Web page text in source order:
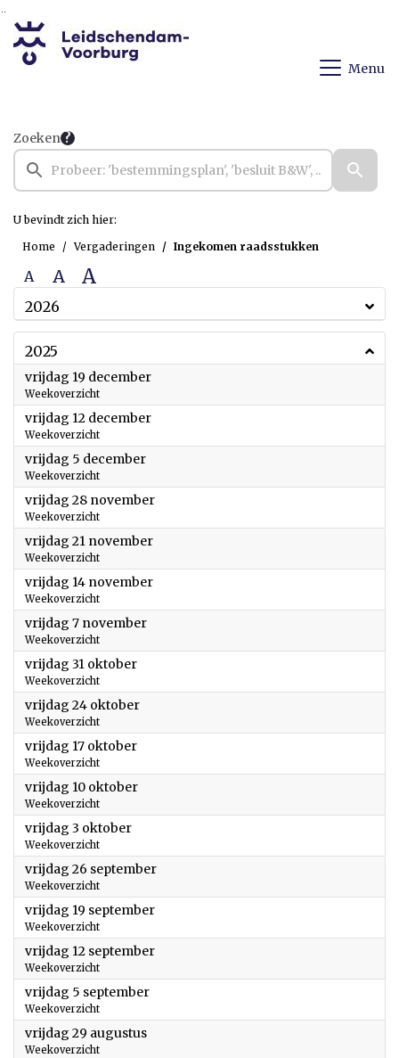
Ga naar de inhoud van deze pagina
Ga naar het zoeken
Ga naar het menu
Menu
Zoeken
U bevindt zich hier:
Home
Vergaderingen Ingekomen raadsstukken
A A A
2026
2025
vrijdag 19 december2025
Weekoverzicht
vrijdag 12 december2025
Weekoverzicht
vrijdag 5 december2025
Weekoverzicht
vrijdag 28 november2025
Weekoverzicht
vrijdag 21 november2025
Weekoverzicht
vrijdag 14 november2025
Weekoverzicht
vrijdag 7 november2025
Weekoverzicht
vrijdag 31 oktober2025
Weekoverzicht
vrijdag 24 oktober2025
Weekoverzicht
vrijdag 17 oktober2025
Weekoverzicht
vrijdag 10 oktober2025
Weekoverzicht
vrijdag 3 oktober2025
Weekoverzicht
vrijdag 26 september2025
Weekoverzicht
vrijdag 19 september2025
Weekoverzicht
vrijdag 12 september2025
Weekoverzicht
vrijdag 5 september2025
Weekoverzicht
vrijdag 29 augustus2025
Weekoverzicht